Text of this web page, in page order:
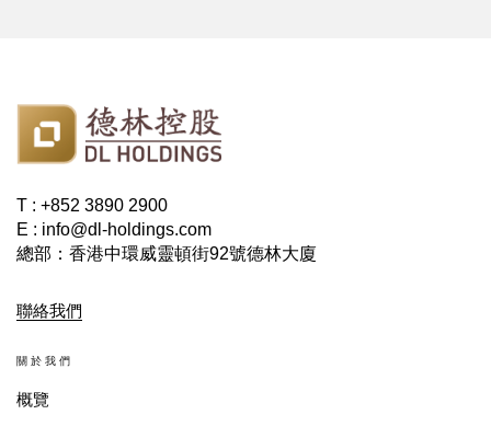
T : +852 3890 2900
E : info@dl-holdings.com
總部：香港中環威靈頓街92號德林大廈
聯絡我們
關於我們
概覽